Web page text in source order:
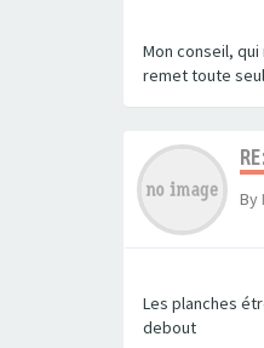
Mon conseil,
remet toute
By
Les planches
debout